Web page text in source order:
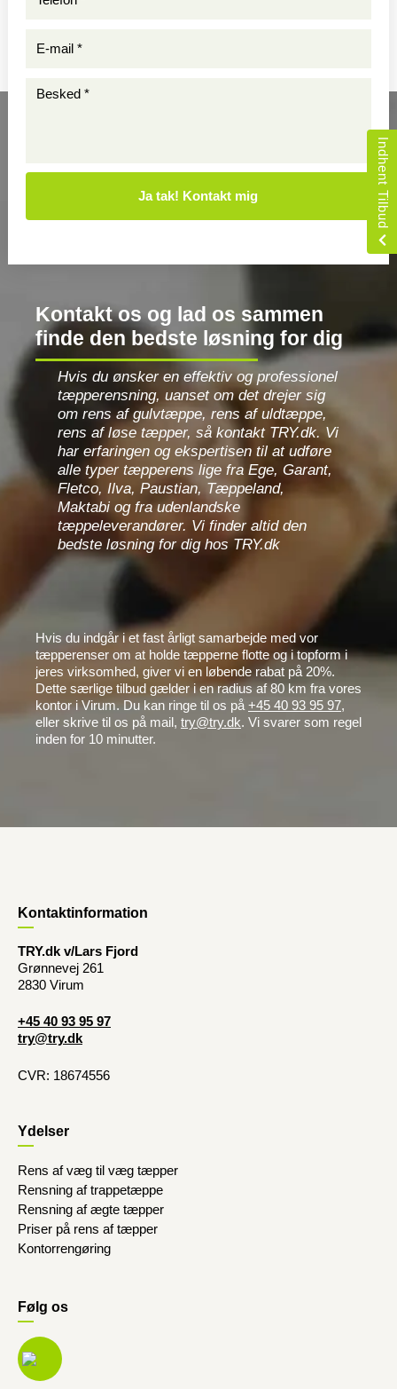
Indhent Tilbud
Besked
Kontakt os og lad os sammen
finde den bedste løsning for dig
Hvis du ønsker en effektiv og professionel
tæpperensning, uanset om det drejer sig
om rens af gulvtæppe, rens af uldtæppe,
rens af løse tæpper, så kontakt TRY.dk. Vi
har erfaringen og ekspertisen til at udføre
alle typer tæpperens lige fra Ege, Garant,
Fletco, Ilva, Paustian, Tæppeland,
Maktabi og fra udenlandske
tæppeleverandører. Vi finder altid den
bedste løsning for dig hos TRY.dk
Hvis du indgår i et fast årligt samarbejde med vor
tæpperenser om at holde tæpperne flotte og i topform i
jeres virksomhed, giver vi en løbende rabat på 20%.
Dette særlige tilbud gælder i en radius af 80 km fra vores
kontor i Virum. Du kan ringe til os på +45 40 93 95 97,
eller skrive til os på mail, try@try.dk. Vi svarer som regel
inden for 10 minutter.
Kontaktinformation
TRY.dk v/Lars Fjord
Grønnevej 261
2830 Virum
+45 40 93 95 97
try@try.dk
CVR: 18674556
Ydelser
Rens af væg til væg tæpper
Rensning af trappetæppe
Rensning af ægte tæpper
Priser på rens af tæpper
Kontorrengøring
Følg os